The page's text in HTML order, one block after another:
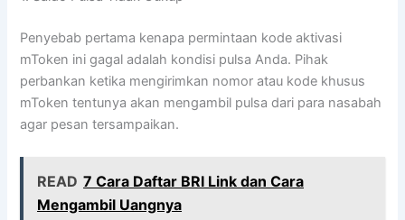
Penyebab pertama kenapa permintaan kode aktivasi
mToken ini gagal adalah kondisi pulsa Anda. Pihak
perbankan ketika mengirimkan nomor atau kode khusus
mToken tentunya akan mengambil pulsa dari para nasabah
agar pesan tersampaikan.
READ 7 Cara Daftar BRI Link dan Cara
Mengambil Uangnya